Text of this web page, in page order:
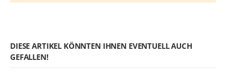
DIESE ARTIKEL KÖNNTEN IHNEN EVENTUELL AUCH
GEFALLEN!